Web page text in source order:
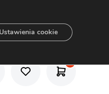
Ustawienia cookie